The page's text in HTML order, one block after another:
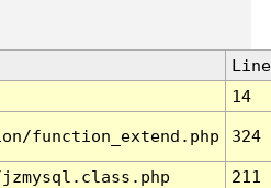
Line
14
function_extend.php 324
211